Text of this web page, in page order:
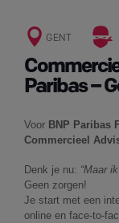
GENT
Paribas –
Voor BNP Paribas
Commercieel
Denk je nu: “Maar
Geen zorgen!
Je start met een
online en face-to-